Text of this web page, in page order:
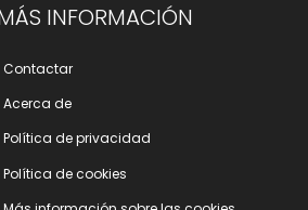
INFORMACIÓN
Contactar
Acerca de
Polí­tica de privacidad
Polí­tica de cookies